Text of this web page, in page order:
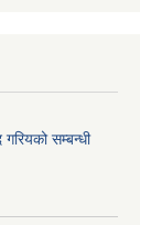
सम्बन्धी